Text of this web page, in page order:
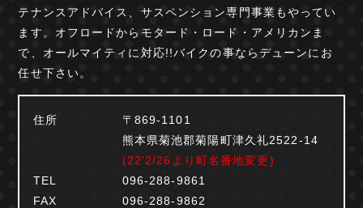
テナンスアドバイス、サスペンション専門事業もやってい
ます。オフロードからモタード・ロード・ アメリカンま
で、オールマイティに対応!!バイクの事ならデューンにお
任せ下さい。
住所
〒869-1101
熊本県菊池郡菊陽町津久礼2522-14
(22'2/26より町名番地変更)
TEL
096-288-9861
FAX
096-288-9862